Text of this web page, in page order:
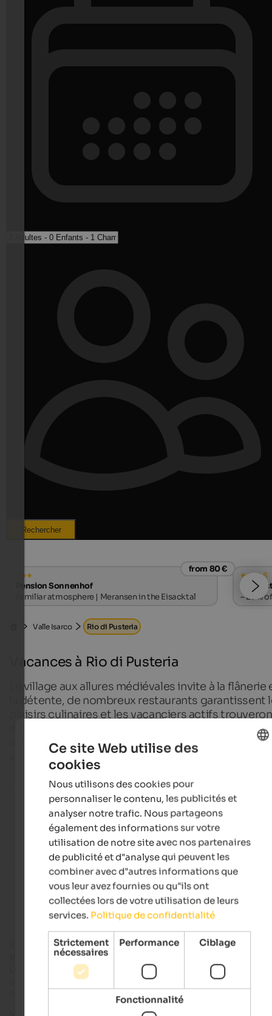
Rechercher
from 80 €
Pension Sonnenhof
Familiar atmosphere | Meransen in the Eisacktal
s
– 20%
Valle Isarco Rio di Pusteria
Vacances à Rio di Pusteria
Le village aux allures médiévales invite à la flânerie
la détente, de nombreux restaurants garantissent
plaisirs culinaires et les vacanciers actifs
d'innombrables possibilités de loisirs pour des
vacances variées.
Toutes les localités de la région
Hotels in Mühlbach
Apartments in Mühlbach
Rio di Pusteria est idéalement situé entre la Valle Isarco
Val Pusteria. Pourtant, le centre est toujours calme et
Les piétons se promènent dans lecentre historique
courses dans larue commerçanteou dégustent leur
cappuccino dans le café le plus proche.
Ce site Web utilise des
cookies
Nous utilisons des cookies pour
personnaliser le contenu, les publicités et
analyser notre trafic. Nous partageons
également des informations sur votre
utilisation de notre site avec nos partenaires
de publicité et d"analyse qui peuvent les
combiner avec d"autres informations que
vous leur avez fournies ou qu"ils ont
collectées lors de votre utilisation de leurs
services. Politique de confidentialité
Strictement
nécessaires
Performance Ciblage
Fonctionnalité